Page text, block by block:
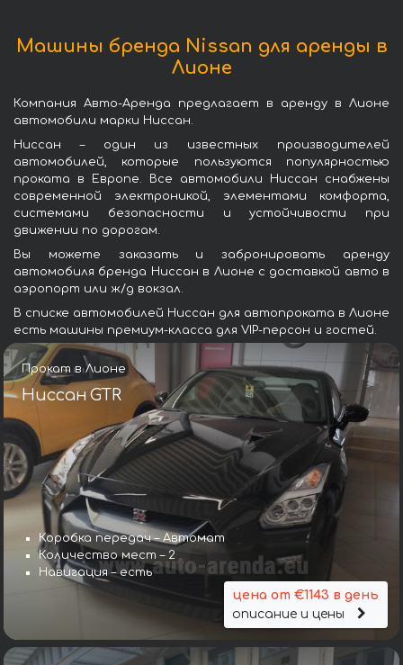
Машины бренда Nissan для аренды в
Лионе
Компания Авто-Аренда предлагает в аренду в Лионе
автомобили марки Ниссан.
Ниссан – один из известных производителей
автомобилей, которые пользуются популярностью
проката в Европе. Все автомобили Ниссан снабжены
современной электроникой, элементами комфорта,
системами безопасности и устойчивости при
движении по дорогам.
Вы можете заказать и забронировать аренду
автомобиля бренда Ниссан в Лионе с доставкой авто в
аэропорт или ж/д вокзал.
В списке автомобилей Ниссан для автопроката в Лионе
есть машины премиум-класса для VIP-персон и гостей.
Прокат в Лионе
Ниссан GTR
Коробка передач – Автомат
Количество мест – 2
Навигация – есть
цена от €1143 в день
описание и цены